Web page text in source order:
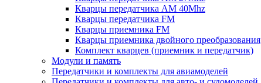
Кварцы передатчика AM 40Mhz
Кварцы передатчика FM
Кварцы приемника FM
Кварцы приемника двойного преобразования
Комплект кварцев (приемник и передатчик)
Модули и память
Передатчики и комплекты для авиамоделей